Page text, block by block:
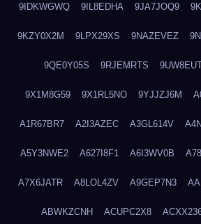
9IDKWGWQ 9IL8EDHA 9JA7JOQ9
9KZY0X2M 9LPX29XS 9NAZEVEZ
9QE0Y05S 9RJEMRTS
9X1M8G59 9X1RL5NO 9YJJZJ6M
A1R67BR7 A2I3AZEC A3GL614V
A5Y3NWE2 A627I8F1 A6I3WV0B
A7X6JATR A8LOL4ZV A9GEP7N3
ABWKZCNH ACUPC2X8